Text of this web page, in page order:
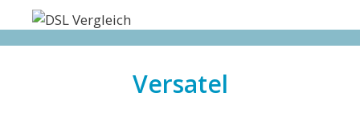
Inhalt
springen
Versatel